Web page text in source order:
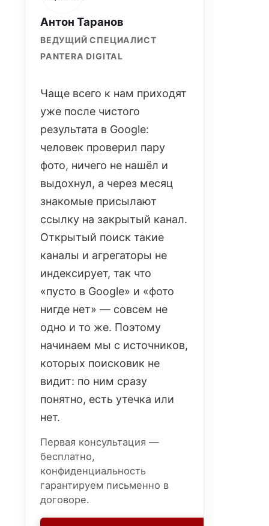
Антон Таранов
ВЕДУЩИЙ СПЕЦИАЛИСТ
PANTERA DIGITAL
Чаще всего к нам приходят
уже после чистого
результата в Google:
человек проверил пару
фото, ничего не нашёл и
выдохнул, а через месяц
знакомые присылают
ссылку на закрытый канал.
Открытый поиск такие
каналы и агрегаторы не
индексирует, так что
«пусто в Google» и «фото
нигде нет» — совсем не
одно и то же. Поэтому
начинаем мы с источников,
которых поисковик не
видит: по ним сразу
понятно, есть утечка или
нет.
Первая консультация —
бесплатно,
конфиденциальность
гарантируем письменно в
договоре.